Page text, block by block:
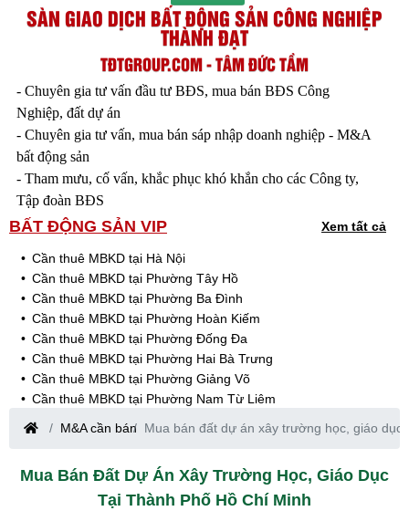
SÀN GIAO DỊCH BẤT ĐỘNG SẢN CÔNG NGHIỆP
THÀNH ĐẠT
TĐTGROUP.COM - TÂM ĐỨC TẦM
- Chuyên gia tư vấn đầu tư BĐS, mua bán BĐS Công
Nghiệp, đất dự án
- Chuyên gia tư vấn, mua bán sáp nhập doanh nghiệp - M&A
bất động sản
- Tham mưu, cố vấn, khắc phục khó khắn cho các Công ty,
Tập đoàn BĐS
BẤT ĐỘNG SẢN VIP Xem tất cả
Cần thuê MBKD tại Hà Nội
Cần thuê MBKD tại Phường Tây Hồ
Cần thuê MBKD tại Phường Ba Đình
Cần thuê MBKD tại Phường Hoàn Kiếm
Cần thuê MBKD tại Phường Đống Đa
Cần thuê MBKD tại Phường Hai Bà Trưng
Cần thuê MBKD tại Phường Giảng Võ
Cần thuê MBKD tại Phường Nam Từ Liêm
Cần thuê MBKD tại Phường Cầu Giấy
Cần thuê MBKD tại Phường Thanh Xuân
Cần thuê MBKD tại Phường Hà Đông
Cần thuê MBKD tại Phường Hoàng Mai
M&A cần bán Mua bán đất dự án xây trường học, giáo dục
Mua Bán Đất Dự Án Xây Trường Học, Giáo Dục
Tại Thành Phố Hồ Chí Minh